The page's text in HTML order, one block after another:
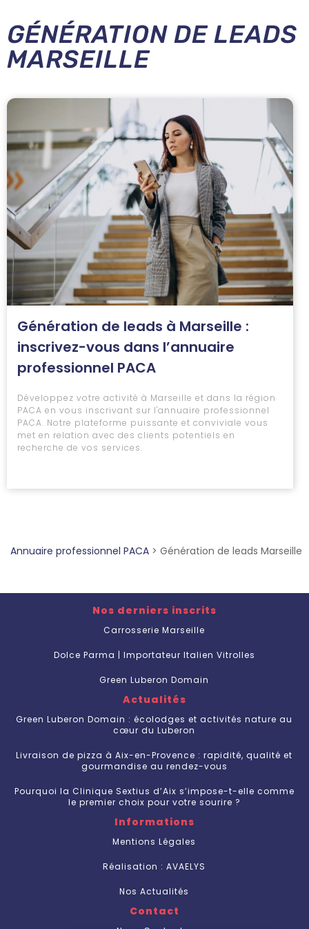
GÉNÉRATION DE LEADS
MARSEILLE
Génération de leads à Marseille :
inscrivez-vous dans l’annuaire
professionnel PACA
Développez votre activité à Marseille et dans la région
PACA en vous inscrivant sur l'annuaire professionnel
PACA. Notre plateforme puissante et conviviale vous
met en relation avec des clients potentiels en
recherche de vos services.
Annuaire professionnel PACA > Génération de leads Marseille
Nos derniers inscrits
Carrosserie Marseille
Dolce Parma | Importateur Italien Vitrolles
Green Luberon Domain
Actualités
Green Luberon Domain : écolodges et activités nature au
cœur du Luberon
Livraison de pizza à Aix-en-Provence : rapidité, qualité et
gourmandise au rendez-vous
Pourquoi la Clinique Sextius d’Aix s’impose-t-elle comme
le premier choix pour votre sourire ?
Informations
Mentions Légales
Réalisation : AVAELYS
Nos Actualités
Contact